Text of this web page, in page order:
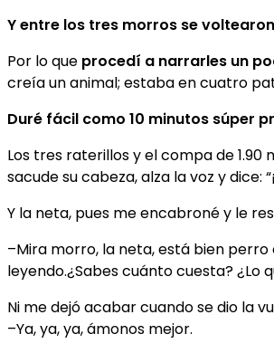
Y entre los tres morros se
Por lo que procedí a narrarles un
creía un animal; estaba en cuatro
Duré fácil como 10 minutos súper
Los tres raterillos y el compa de
sacude su cabeza, alza la voz y dice:
Y la neta, pues me encabroné y le
–Mira morro, la neta, está bien
leyendo.¿Sabes cuánto cuesta? ¿Lo
Ni me dejó acabar cuando se dio la
–Ya, ya, ya, ámonos mejor.